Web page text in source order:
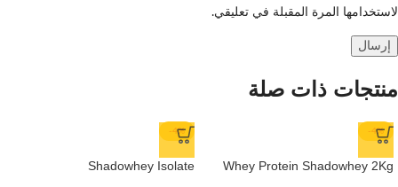
لاستخدامها المرة المقبلة في تعليقي.
منتجات ذات صلة
-4%
Whey Protein Shadowhey 2Kg
-4%
Shadowhey Isolate